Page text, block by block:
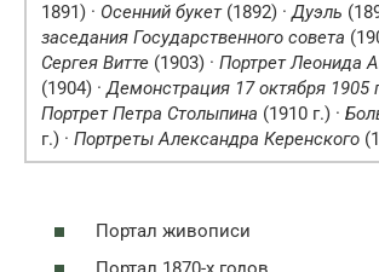
1891) · Осенний букет(1892) ·Дуэль
заседания Государственного совета
Сергея Витте (1903) · Портрет Леонида
(1904) ·Демонстрация 17 октября 1905
Портрет Петра Столыпина (1910 г.) ·
г.) · Портреты Александра Керенского
Портал живописи